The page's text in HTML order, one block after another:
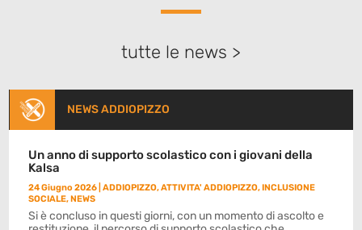
tutte le news >
NEWS ADDIOPIZZO
Un anno di supporto scolastico con i giovani della
Kalsa
24 Giugno 2026 |ADDIOPIZZO,ATTIVITA' ADDIOPIZZO,INCLUSIONE
SOCIALE,NEWS
Si è concluso in questi giorni, con un momento di ascolto e